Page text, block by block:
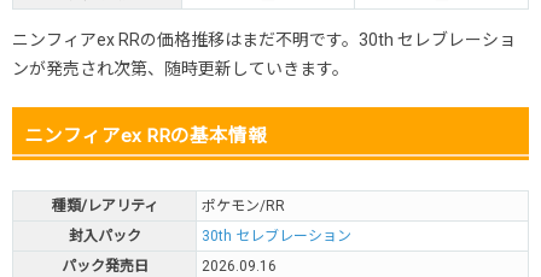
ニンフィアex RRの価格推移はまだ不明です。30th セレブレーショ
ンが発売され次第、随時更新していきます。
ニンフィアex RRの基本情報
種類/レアリティ
ポケモン/RR
封入パック
30th セレブレーション
パック発売日
2026.09.16